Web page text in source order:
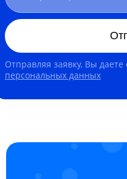
Отправляя заявку, Вы даете
персональных данных